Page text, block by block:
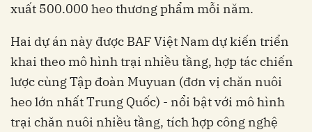
xuất 500.000 heo thương phẩm mỗi năm.
Hai dự án này được BAF Việt Nam dự kiến triển
khai theo mô hình trại nhiều tầng, hợp tác chiến
lược cùng Tập đoàn Muyuan (đơn vị chăn nuôi
heo lớn nhất Trung Quốc) - nổi bật với mô hình
trại chăn nuôi nhiều tầng, tích hợp công nghệ